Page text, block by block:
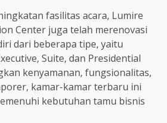
fasilitas acara, Lumire
Center juga telah merenovasi
dari beberapa tipe, yaitu
Suite, dan Presidential
kenyamanan, fungsionalitas,
kamar-kamar terbaru ini
kebutuhan tamu bisnis